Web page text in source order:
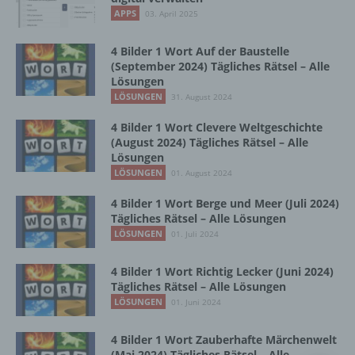
APPS 03. April 2025
4 Bilder 1 Wort Auf der Baustelle
(September 2024) Tägliches Rätsel – Alle
Lösungen
LÖSUNGEN 31. August 2024
4 Bilder 1 Wort Clevere Weltgeschichte
(August 2024) Tägliches Rätsel – Alle
Lösungen
LÖSUNGEN 01. August 2024
4 Bilder 1 Wort Berge und Meer (Juli 2024)
Tägliches Rätsel – Alle Lösungen
LÖSUNGEN 01. Juli 2024
4 Bilder 1 Wort Richtig Lecker (Juni 2024)
Tägliches Rätsel – Alle Lösungen
LÖSUNGEN 01. Juni 2024
4 Bilder 1 Wort Zauberhafte Märchenwelt
Zusammenhang mit personenbezogenen
Organisation, das Ordnen, die Speicherung,
die Anpassung oder Veränderung, das
Auslesen, das Abfragen, die Verwendung,
die Offenlegung durch Übermittlung,
Bereitstellung, den Abgleich oder die
Verknüpfung, die Einschränkung, das
Löschen oder die Vernichtung.
d) Einschränkung der Verarbeitung
Einschränkung der Verarbeitung ist die
Markierung gespeicherter
personenbezogener Daten mit dem Ziel, ihre
künftige Verarbeitung einzuschränken.
e) Profiling